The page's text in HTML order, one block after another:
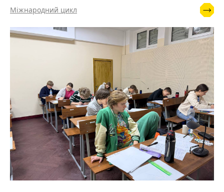
Міжнародний цикл